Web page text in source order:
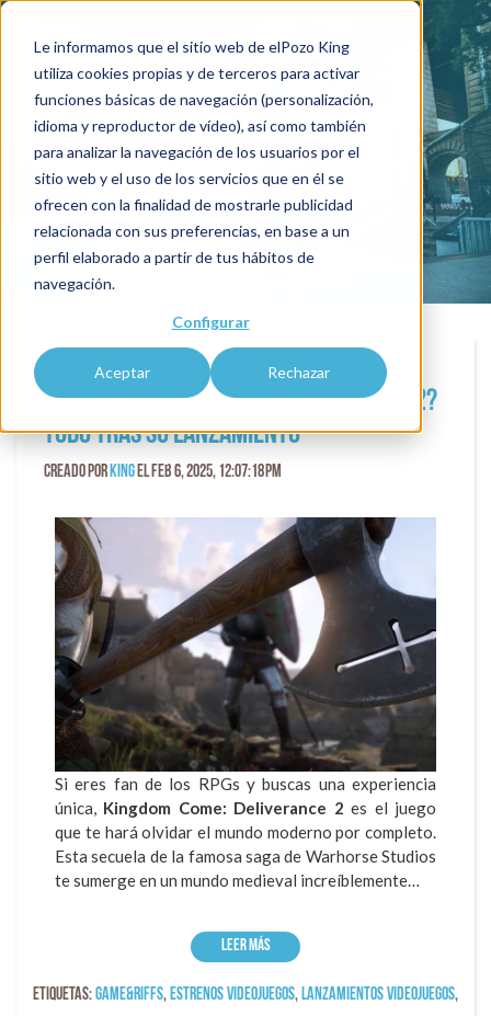
Le informamos que el sitio web de elPozo King
utiliza cookies propias y de terceros para activar
funciones básicas de navegación (personalización,
idioma y reproductor de vídeo), así como también
para analizar la navegación de los usuarios por el
sitio web y el uso de los servicios que en él se
ofrecen con la finalidad de mostrarle publicidad
relacionada con sus preferencias, en base a un
perfil elaborado a partir de tus hábitos de
navegación.
Configurar
Aceptar Rechazar
blogKING
¿Cómo es Kingdom Come: Deliverance 2?
Todo tras su lanzamiento
Creado por King el Feb 6, 2025, 12:07:18 PM
Si eres fan de los RPGs y buscas una experiencia
única, Kingdom Come: Deliverance 2 es el juego
que te hará olvidar el mundo moderno por completo.
Esta secuela de la famosa saga de Warhorse Studios
te sumerge en un mundo medieval increíblemente…
Leer más
Etiquetas:game&riffs, estrenos videojuegos, lanzamientos videojuegos,